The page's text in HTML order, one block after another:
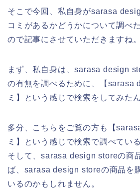
そこで今回、私自身がsarasa
コミがあるかどうかについて調べ
ので記事にさせていただきますね。
まず、私自身は、sarasa design
の有無を調べるために、【
ミ】という感じで検索をしてみた
多分、こちらをご覧の方も【
ミ】という感じで検索で調べてい
そして、sarasa design storeの商
ば、sarasa design storeの商品を
いるのかもしれません。